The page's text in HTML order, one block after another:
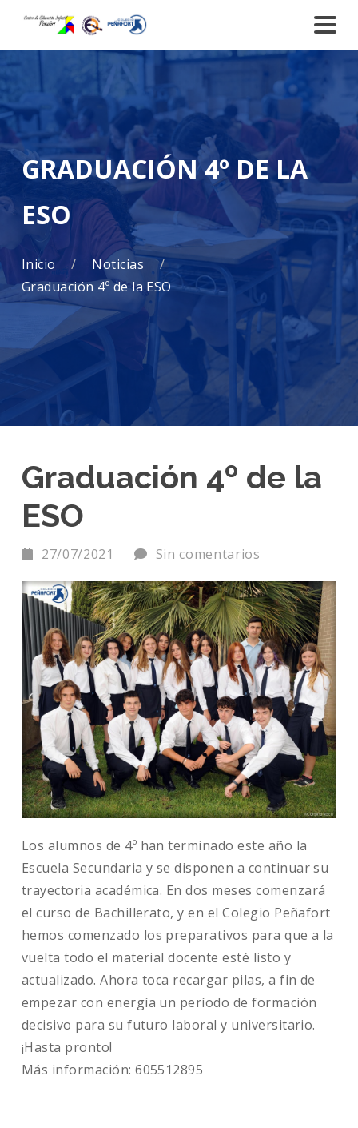
GRADUACIÓN 4º DE LA
ESO
Inicio
Noticias
Graduación 4º de la ESO
Graduación 4º de la
ESO
27/07/2021 Sin comentarios
Los alumnos de 4º han terminado este año la
Escuela Secundaria y se disponen a continuar su
trayectoria académica. En dos meses comenzará
el curso de Bachillerato, y en el Colegio Peñafort
hemos comenzado los preparativos para que a la
vuelta todo el material docente esté listo y
actualizado. Ahora toca recargar pilas, a fin de
empezar con energía un período de formación
decisivo para su futuro laboral y universitario.
¡Hasta pronto!
Más información: 605512895